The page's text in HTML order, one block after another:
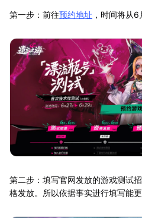
第一步：前往预约地址 ，时间将从6
第二步：填写官网发放的游戏测试
格发放。所以依据事实进行填写能